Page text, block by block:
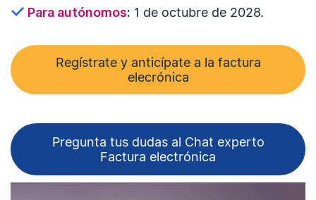
Para autónomos: 1 de octubre de 2028.
Regístrate y anticípate a la factura
elecrónica
Pregunta tus dudas al Chat experto
Factura electrónica